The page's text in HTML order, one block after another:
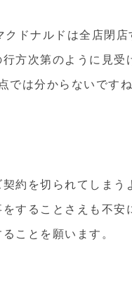
ドナルドは全店閉
方次第のように見
は分からないですね
約を切られてしまう
することさえも不安
ことを願います。